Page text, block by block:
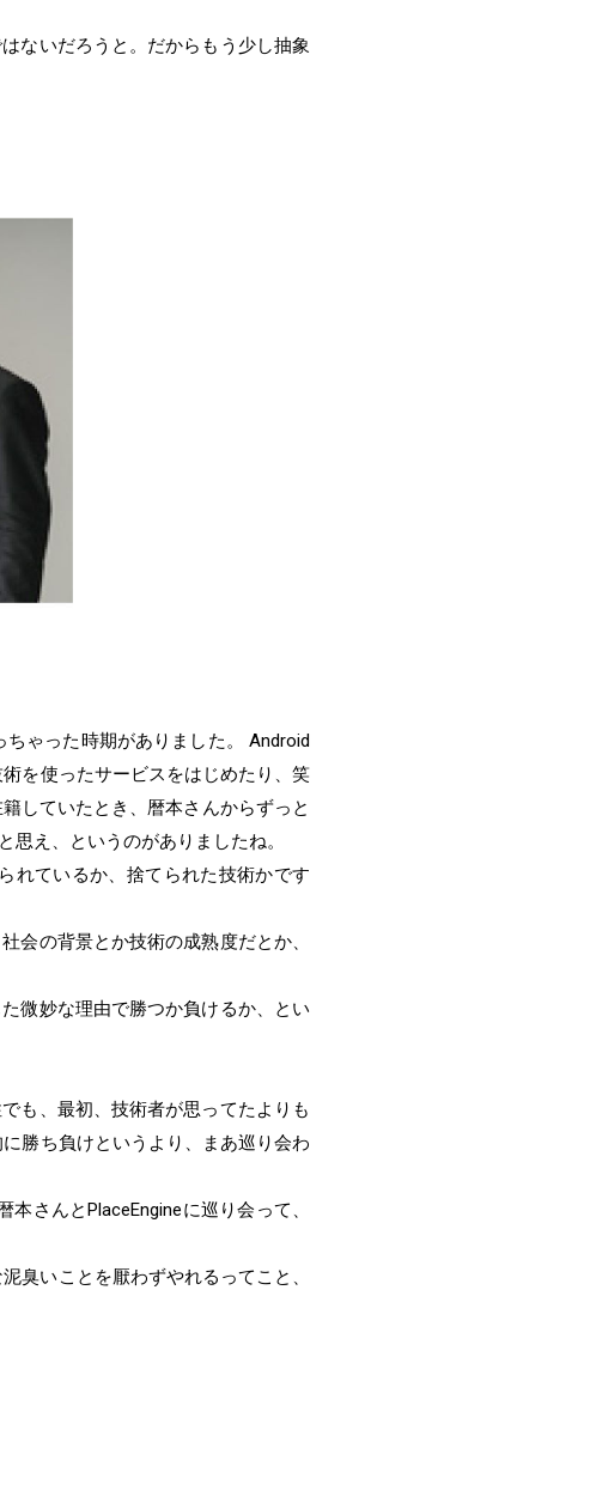
ないだろうと。だからもう少し抽象
ゃった時期がありました。 Android
を使ったサービスをはじめたり、笑
していたとき、暦本さんからずっと
え、というのがありましたね。
れているか、捨てられた技術かです
会の背景とか技術の成熟度だとか、
微妙な理由で勝つか負けるか、とい
も、最初、技術者が思ってたよりも
勝ち負けというより、まあ巡り会わ
さんとPlaceEngineに巡り会って、
臭いことを厭わずやれるってこと、